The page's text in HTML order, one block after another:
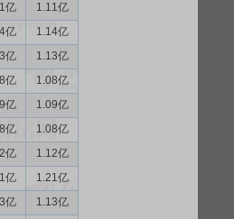
亿
1.11亿
亿
1.14亿
亿
1.13亿
亿
1.08亿
亿
1.09亿
亿
1.08亿
亿
1.12亿
亿
1.21亿
亿
1.13亿